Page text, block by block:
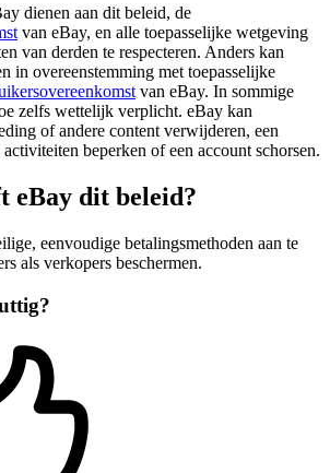
dienen aan dit beleid, de
van eBay, en alle toepasselijke wetgeving
van derden te respecteren. Anders kan
in overeenstemming met toepasselijke
van eBay. In sommige
zelfs wettelijk verplicht. eBay kan
of andere content verwijderen, een
beperken of een account schorsen.
eBay dit beleid?
eenvoudige betalingsmethoden aan te
als verkopers beschermen.